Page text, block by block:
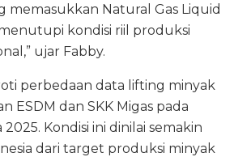
memasukkan Natural Gas Liquid
kondisi riil produksi
ujar Fabby.
perbedaan data lifting minyak
ESDM dan SKK Migas pada
Kondisi ini dinilai semakin
dari target produksi minyak